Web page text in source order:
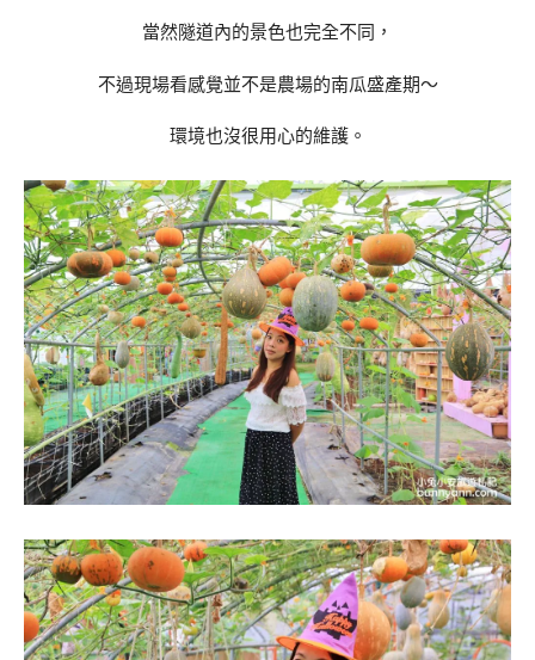
當然隧道內的景色也完全不同，
不過現場看感覺並不是農場的南瓜盛產期～
環境也沒很用心的維護。